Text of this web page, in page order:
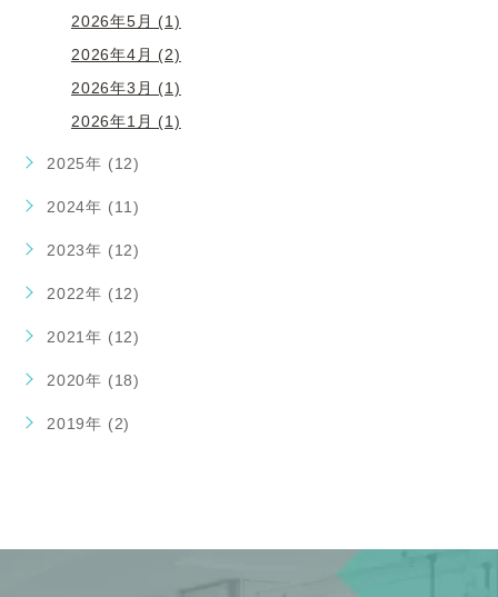
2026年5月 (1)
2026年4月 (2)
2026年3月 (1)
2026年1月 (1)
2025年 (12)
2024年 (11)
2023年 (12)
2022年 (12)
2021年 (12)
2020年 (18)
2019年 (2)